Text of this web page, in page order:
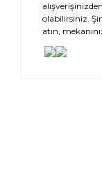
olabilirsiniz.
atın,